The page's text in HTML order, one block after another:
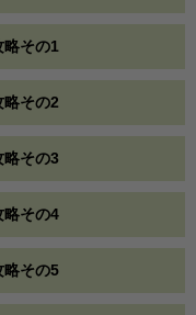
その1
その2
その3
略その4
略その5